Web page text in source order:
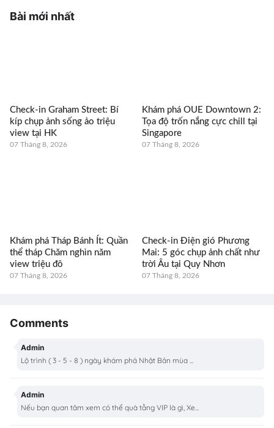
Bài mới nhất
Check-in Graham Street: Bí
kíp chụp ảnh sống ảo triệu
view tại HK
07 Tháng 8, 2026
Khám phá OUE Downtown 2:
Tọa độ trốn nắng cực chill tại
Singapore
07 Tháng 8, 2026
Khám phá Tháp Bánh Ít: Quần
thể tháp Chăm nghìn năm
view triệu đô
07 Tháng 8, 2026
Check-in Điện gió Phương
Mai: 5 góc chụp ảnh chất như
trời Âu tại Quy Nhơn
07 Tháng 8, 2026
Comments
Admin
Lộ trình ( 3 - 5 - 8 ) ngày khám phá Nhật Bản mùa ...
Admin
Nếu bạn quan tâm xem có thể quà tằng VIP là gì, Xe...